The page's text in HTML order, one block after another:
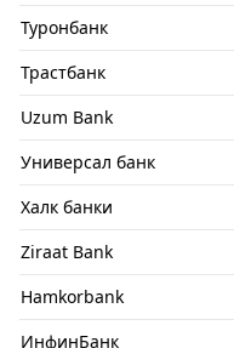
Туронбанк
Трастбанк
Uzum Bank
Универсал банк
Халк банки
Ziraat Bank
Hamkorbank
ИнфинБанк